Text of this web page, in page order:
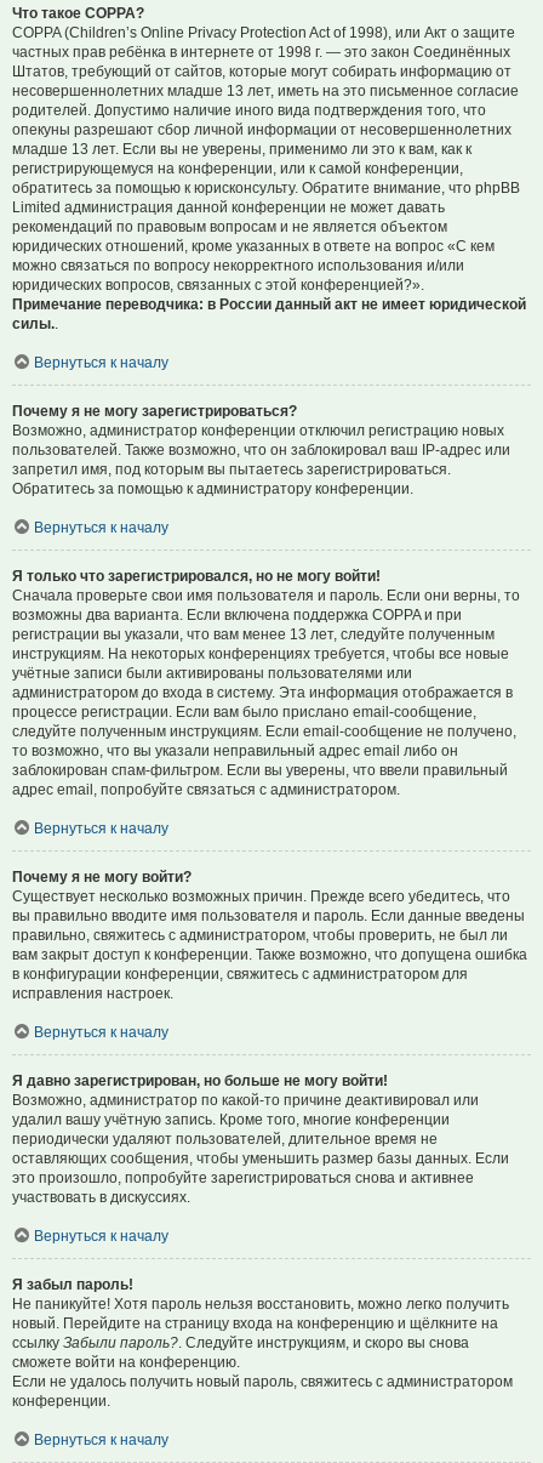
Что такое COPPA?
COPPA (Children’s Online Privacy Protection Act of 1998), или Акт о защите
частных прав ребёнка в интернете от 1998 г. — это закон Соединённых
Штатов, требующий от сайтов, которые могут собирать информацию от
несовершеннолетних младше 13 лет, иметь на это письменное согласие
родителей. Допустимо наличие иного вида подтверждения того, что
опекуны разрешают сбор личной информации от несовершеннолетних
младше 13 лет. Если вы не уверены, применимо ли это к вам, как к
регистрирующемуся на конференции, или к самой конференции,
обратитесь за помощью к юрисконсульту. Обратите внимание, что phpBB
Limited администрация данной конференции не может давать
рекомендаций по правовым вопросам и не является объектом
юридических отношений, кроме указанных в ответе на вопрос «С кем
можно связаться по вопросу некорректного использования и/или
юридических вопросов, связанных с этой конференцией?».
Примечание переводчика: в России данный акт не имеет юридической
силы.
Вернуться к началу
Почему я не могу зарегистрироваться?
Возможно, администратор конференции отключил регистрацию новых
пользователей. Также возможно, что он заблокировал ваш IP-адрес или
запретил имя, под которым вы пытаетесь зарегистрироваться.
Обратитесь за помощью к администратору конференции.
Вернуться к началу
Я только что зарегистрировался, но не могу войти!
Сначала проверьте свои имя пользователя и пароль. Если они верны, то
возможны два варианта. Если включена поддержка COPPA и при
регистрации вы указали, что вам менее 13 лет, следуйте полученным
инструкциям. На некоторых конференциях требуется, чтобы все новые
учётные записи были активированы пользователями или
администратором до входа в систему. Эта информация отображается в
процессе регистрации. Если вам было прислано email-сообщение,
следуйте полученным инструкциям. Если email-сообщение не получено,
то возможно, что вы указали неправильный адрес email либо он
заблокирован спам-фильтром. Если вы уверены, что ввели правильный
адрес email, попробуйте связаться с администратором.
Вернуться к началу
Почему я не могу войти?
Существует несколько возможных причин. Прежде всего убедитесь, что
вы правильно вводите имя пользователя и пароль. Если данные введены
правильно, свяжитесь с администратором, чтобы проверить, не был ли
вам закрыт доступ к конференции. Также возможно, что допущена ошибка
в конфигурации конференции, свяжитесь с администратором для
исправления настроек.
Вернуться к началу
Я давно зарегистрирован, но больше не могу войти!
Возможно, администратор по какой-то причине деактивировал или
удалил вашу учётную запись. Кроме того, многие конференции
периодически удаляют пользователей, длительное время не
оставляющих сообщения, чтобы уменьшить размер базы данных. Если
это произошло, попробуйте зарегистрироваться снова и активнее
участвовать в дискуссиях.
Вернуться к началу
Я забыл пароль!
Не паникуйте! Хотя пароль нельзя восстановить, можно легко получить
новый. Перейдите на страницу входа на конференцию и щёлкните на
ссылку Забыли пароль? . Следуйте инструкциям, и скоро вы снова
сможете войти на конференцию.
Если не удалось получить новый пароль, свяжитесь с администратором
конференции.
Вернуться к началу